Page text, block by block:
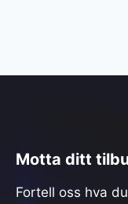
Motta ditt
Fortell oss hva